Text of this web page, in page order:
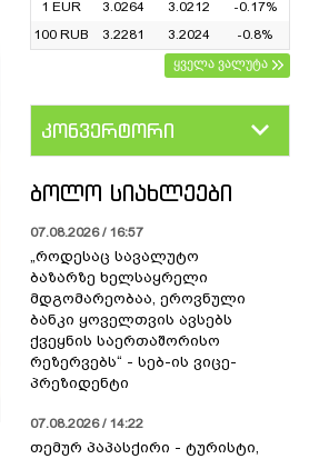
1 EUR
3.0264 3.0212
-0.17%
100 RUB
3.2281 3.2024
-0.8%
ყველა ვალუტა
კონვერტორი
ᲑᲝᲚᲝ ᲡᲘᲐᲮᲚᲔᲔᲑᲘ
07.08.2026 / 16:57
„როდესაც სავალუტო
ბაზარზე ხელსაყრელი
მდგომარეობაა, ეროვნული
ბანკი ყოველთვის ავსებს
ქვეყნის საერთაშორისო
რეზერვებს“ - სებ-ის ვიცე-
პრეზიდენტი
07.08.2026 / 14:22
თემურ პაპასქირი - ტურისტი,